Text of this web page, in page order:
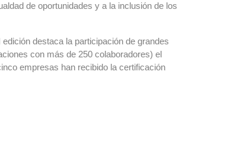
de oportunidades y a la inclusión de los
destaca la participación de grandes
con más de 250 colaboradores) el
empresas han recibido la certificación